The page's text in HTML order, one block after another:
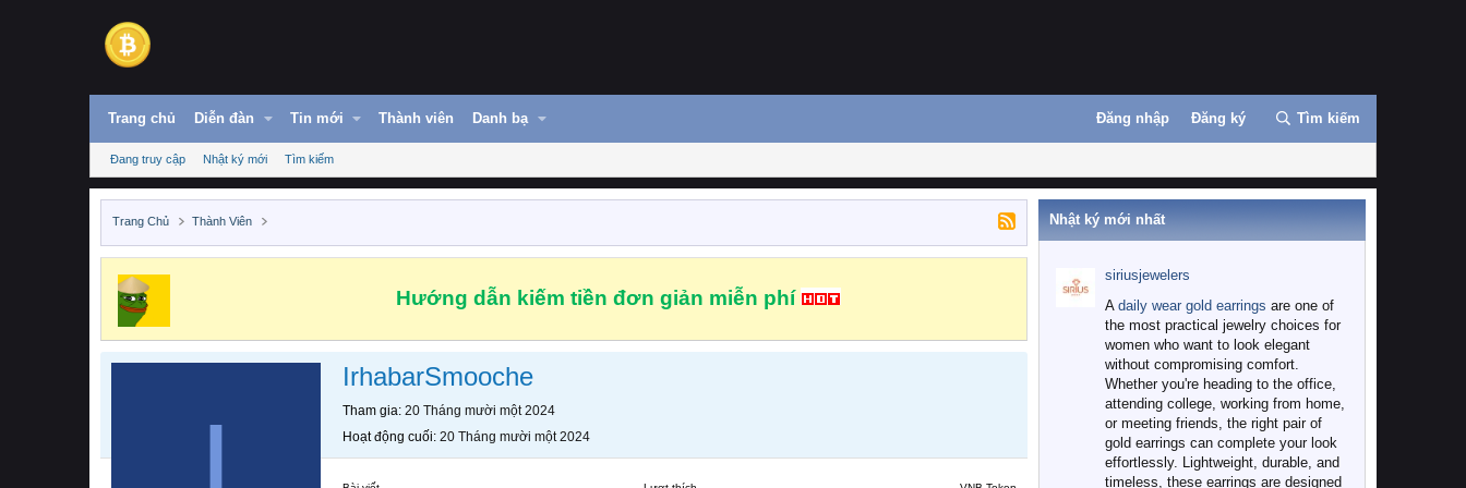
Trang chủ Diễn đàn Tin mới Thành viên Danh bạ Đăng nhập Đăng ký Tìm kiếm
Đang truy cập Nhật ký mới Tìm kiếm
Trang Chủ Thành Viên
Hướng dẫn kiếm tiền đơn giản miễn phí
IrhabarSmooche
Tham gia 20 Tháng mười một 2024
Hoạt động cuối 20 Tháng mười một 2024
Nhật ký mới nhất
siriusjewelers
A daily wear gold earrings are one of
the most practical jewelry choices for
women who want to look elegant
without compromising comfort.
Whether you're heading to the office,
attending college, working from home,
or meeting friends, the right pair of
gold earrings can complete your look
effortlessly. Lightweight, durable, and
timeless, these earrings are designed